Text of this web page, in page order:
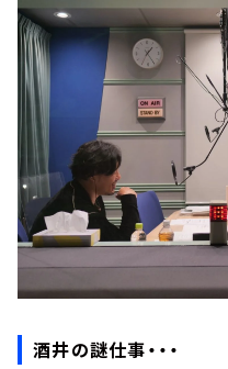
酒井の謎仕事・・・